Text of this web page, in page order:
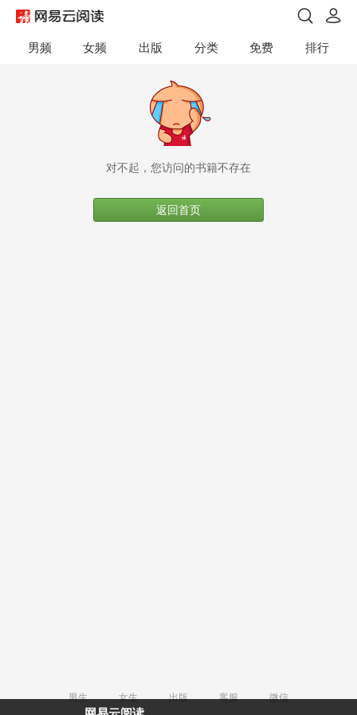
男频 女频 出版 分类 免费 排行
对不起，您访问的书籍不存在
返回首页
男生 女生 出版 客服
微信